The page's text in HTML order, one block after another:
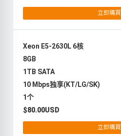
立即購買
Xeon E5-2630L 6核
8GB
1TB SATA
10 Mbps独享(KT/LG/SK)
1个
$80.00USD
立即購買